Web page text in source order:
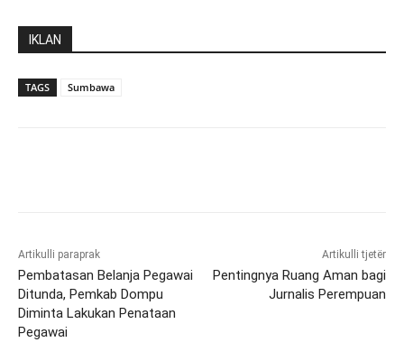
IKLAN
TAGS Sumbawa
Artikulli paraprak
Pembatasan Belanja Pegawai
Ditunda, Pemkab Dompu
Diminta Lakukan Penataan
Pegawai
Artikulli tjetër
Pentingnya Ruang Aman bagi
Jurnalis Perempuan